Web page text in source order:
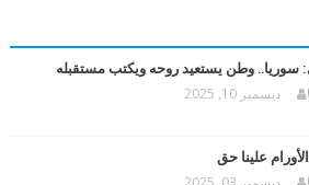
سوريا.. وطن يستعيد روحه ويكتب مستقبله
ديسمبر 10, 2025
علينا حق